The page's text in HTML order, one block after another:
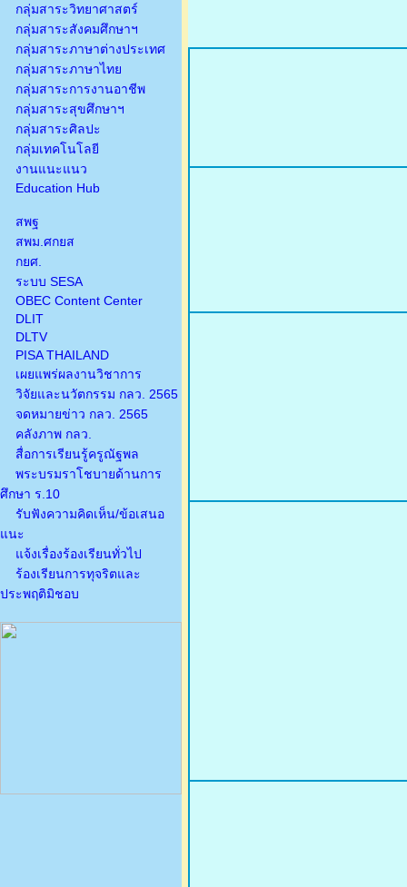
กลุ่มสาระวิทยาศาสตร์
กลุ่มสาระสังคมศึกษาฯ
กลุ่มสาระภาษาต่างประเทศ
กลุ่มสาระภาษาไทย
กลุ่มสาระการงานอาชีพ
กลุ่มสาระสุขศึกษาฯ
กลุ่มสาระศิลปะ
กลุ่มเทคโนโลยี
งานแนะแนว
Education Hub
สพฐ
สพม.ศกยส
กยศ.
ระบบ SESA
OBEC Content Center
DLIT
DLTV
PISA THAILAND
เผยแพร่ผลงานวิชาการ
วิจัยและนวัตกรรม กลว. 2565
จดหมายข่าว กลว. 2565
คลังภาพ กลว.
สื่อการเรียนรู้ครูณัฐพล
พระบรมราโชบายด้านการ
ศึกษา ร.10
รับฟังความคิดเห็น/ข้อเสนอ
แนะ
แจ้งเรื่องร้องเรียนทั่วไป
ร้องเรียนการทุจริตและ
ประพฤติมิชอบ